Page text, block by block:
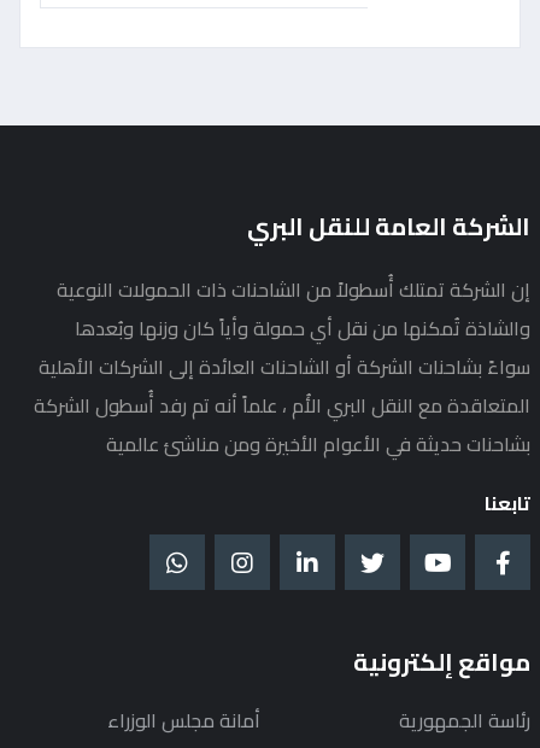
الشركة العامة للنقل البري
إن الشركة تمتلك أُسطولاً من الشاحنات ذات الحمولات النوعية
والشاذة تُمكنها من نقل أي حمولة وأياً كان وزنها وبُعدها
سواءً بشاحنات الشركة أو الشاحنات العائدة إلى الشركات الأهلية
المتعاقدة مع النقل البري الأُم ، علماً أنه تم رفد أُسطول الشركة
بشاحنات حديثة في الأعوام الأخيرة ومن مناشئ عالمية
تابعنا
مواقع إلكترونية
رئاسة الجمهورية
أمانة مجلس الوزراء